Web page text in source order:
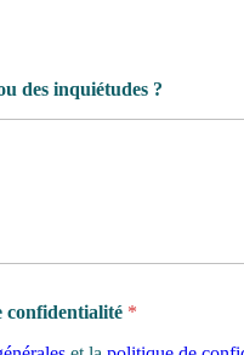
des inquiétudes ?
confidentialité *